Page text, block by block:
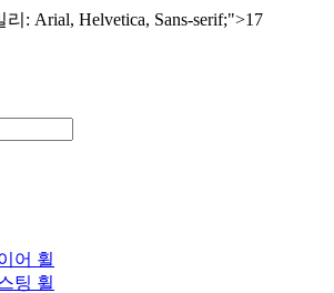
: Arial, Helvetica, Sans-serif;">17
어 휠
팅 휠